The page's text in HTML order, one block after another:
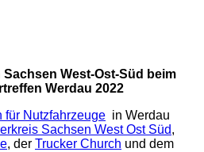
Sachsen West-Ost-Süd beim
Werdau 2022
für Nutzfahrzeuge in Werdau
Sachsen West Ost Süd,
, der Trucker Church und dem